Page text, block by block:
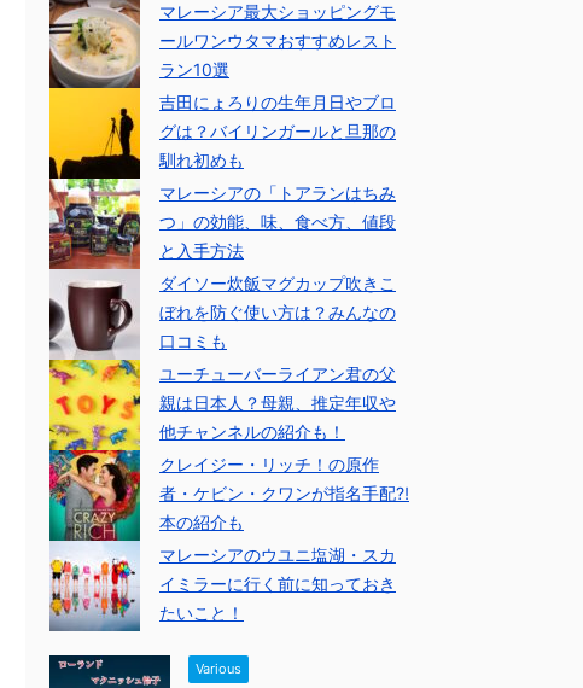
マレーシア最大ショッピングモ
ールワンウタマおすすめレスト
ラン10選
吉田にょろりの生年月日やブロ
グは？バイリンガールと旦那の
馴れ初めも
マレーシアの「トアランはちみ
つ」の効能、味、食べ方、値段
と入手方法
ダイソー炊飯マグカップ吹きこ
ぼれを防ぐ使い方は？みんなの
口コミも
ユーチューバーライアン君の父
親は日本人？母親、推定年収や
他チャンネルの紹介も！
クレイジー・リッチ！の原作
者・ケビン・クワンが指名手配⁈
本の紹介も
マレーシアのウユニ塩湖・スカ
イミラーに行く前に知っておき
たいこと！
Various